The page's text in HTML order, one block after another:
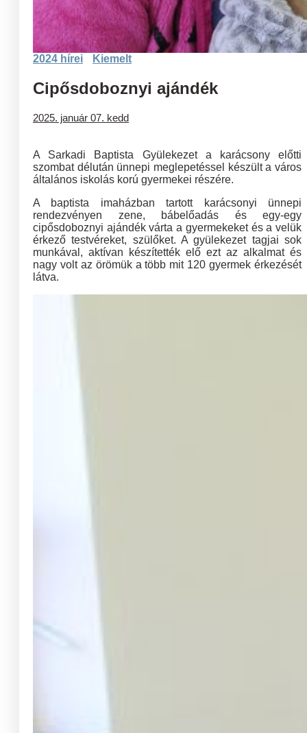
2024 hírei Kiemelt
Cipősdoboznyi ajándék
2025. január 07. kedd
A Sarkadi Baptista Gyülekezet a karácsony előtti
szombat délután ünnepi meglepetéssel készült a város
általános iskolás korú gyermekei részére.
A baptista imaházban tartott karácsonyi ünnepi
rendezvényen zene, bábelőadás és egy-egy
cipősdoboznyi ajándék várta a gyermekeket és a velük
érkező testvéreket, szülőket. A gyülekezet tagjai sok
munkával, aktívan készítették elő ezt az alkalmat és
nagy volt az örömük a több mit 120 gyermek érkezését
látva.